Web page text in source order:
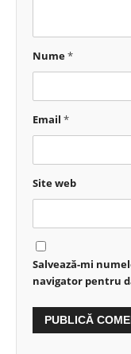
Nume*
Email *
Site web
Salvează-mi
navigator pentru